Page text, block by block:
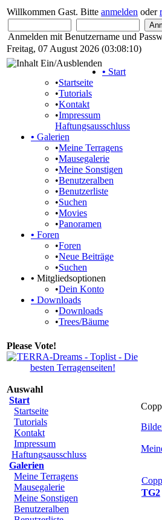
Willkommen Gast. Bitte anmelden oder
Anmelden mit Benutzername und
Freitag, 07 August 2026 (03:08:10)
• Start
•Startseite
•Tutorials
•Kontakt
•Impressum
Haftungsausschluss
• Galerien
•Meine Terragens
•Mausegalerie
•Meine Sonstigen
•Benutzeralben
•Benutzerliste
•Suchen
•Movies
•Panoramen
• Foren
•Foren
•Neue Beiträge
•Suchen
• Mitgliedsoptionen
•Dein Konto
• Downloads
•Downloads
•Trees/Bäume
Please Vote!
Auswahl
Start
Startseite
Tutorials
Kontakt
Impressum
Haftungsausschluss
Galerien
Meine Terragens
Mausegalerie
Meine Sonstigen
Benutzeralben
TG2